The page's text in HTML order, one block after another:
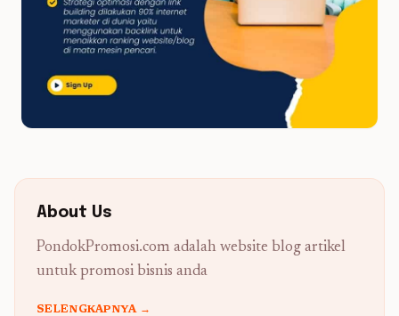
About Us
PondokPromosi.com adalah website blog artikel
untuk promosi bisnis anda
SELENGKAPNYA →